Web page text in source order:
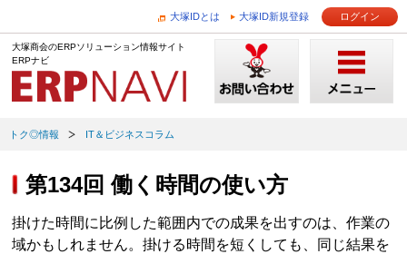
大塚IDとは 大塚ID新規登録 ログイン
大塚商会のERPソリューション情報サイト
ERPナビ
トク◎情報 IT＆ビジネスコラム
第134回 働く時間の使い方
掛けた時間に比例した範囲内での成果を出すのは、作業の
域かもしれません。掛ける時間を短くしても、同じ結果を